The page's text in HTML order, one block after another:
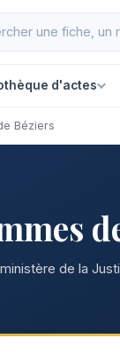
d'actes
Béziers
de la